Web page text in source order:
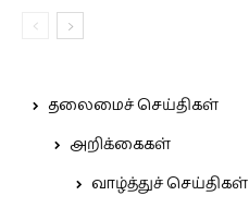
தலைமைச் செய்திகள்
அறிக்கைகள்
வாழ்த்துச் செய்திகள்